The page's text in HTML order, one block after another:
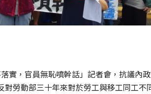
實，官員無恥噴幹話」記者會，抗議內
勞動部三十年來對於勞工與移工同工不